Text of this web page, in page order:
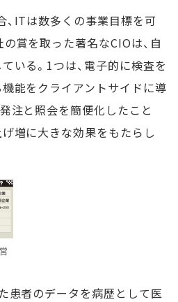
ITは数多くの事業目標を可
賞を取った著名なCIOは、自
いる。1つは、電子的に検査を
能をクライアントサイドに導
注と照会を簡便化したこと
増に大きな効果をもたらし
患者のデータを病歴として医